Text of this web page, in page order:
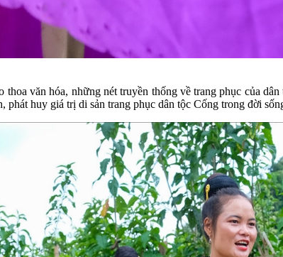
văn hóa, những nét truyền thống về trang phục của
phát huy giá trị di sản trang phục dân tộc Cống trong đời